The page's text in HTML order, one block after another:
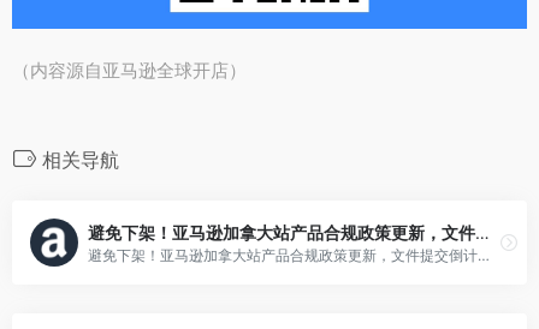
（内容源自亚马逊全球开店）
相关导航
避免下架！亚马逊加拿大站产品合规政策更新，文件提交倒计时！
避免下架！亚马逊加拿大站产品合规政策更新，文件提交倒计时！